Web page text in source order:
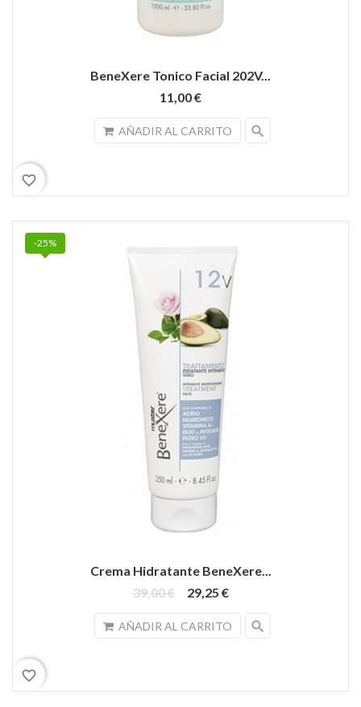
BeneXere Tonico Facial 202V...
11,00 €
AÑADIR AL CARRITO search
favorite_border
Crema Hidratante BeneXere...
39,00 €
29,25 €
AÑADIR AL CARRITO search
-25%
favorite_border